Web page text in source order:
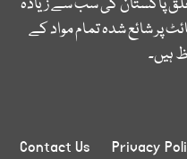
پاکستان کی سب سے زیادہ
شائع شدہ تمام مواد کے
ہیں۔
Privacy
Contact Us